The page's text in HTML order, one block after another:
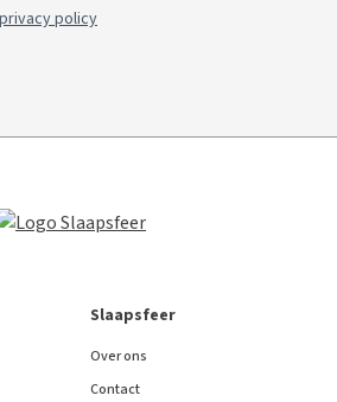
privacy policy
Slaapsfeer
Over ons
Contact